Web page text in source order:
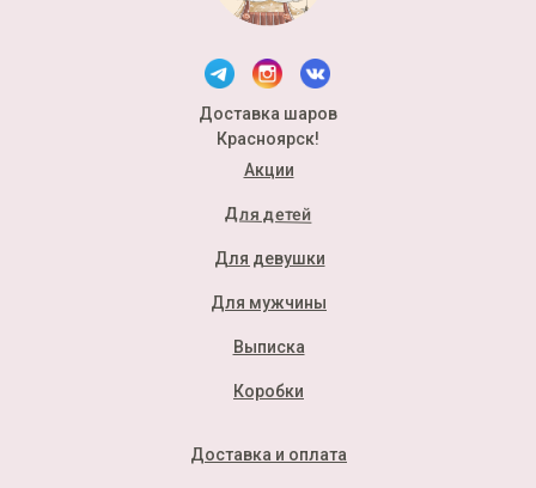
Доставка шаров
Красноярск!
Акции
Для детей
Для девушки
Для мужчины
Выписка
Коробки
Доставка и оплата